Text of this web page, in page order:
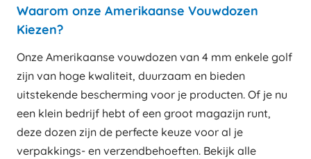
Waarom onze Amerikaanse Vouwdozen
Kiezen?
Onze Amerikaanse vouwdozen van 4 mm enkele golf
zijn van hoge kwaliteit, duurzaam en bieden
uitstekende bescherming voor je producten. Of je nu
een klein bedrijf hebt of een groot magazijn runt,
deze dozen zijn de perfecte keuze voor al je
verpakkings- en verzendbehoeften. Bekijk alle